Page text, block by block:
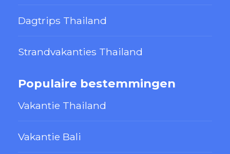
Dagtrips Thailand
Strandvakanties Thailand
Populaire bestemmingen
Vakantie Thailand
Vakantie Bali